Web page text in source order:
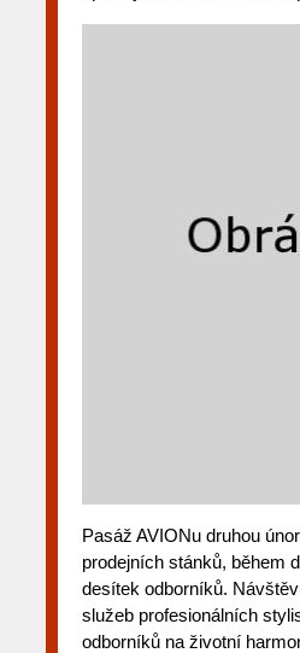
Pasáž AVIONu druhou
prodejních stánků, během
desítek odborníků.
služeb profesionálních
odborníků na životní